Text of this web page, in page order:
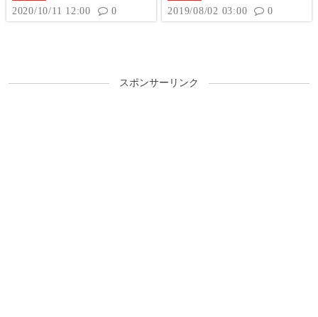
2020/10/11 12:00 0 2019/08/02 03:00 0
スポンサーリンク